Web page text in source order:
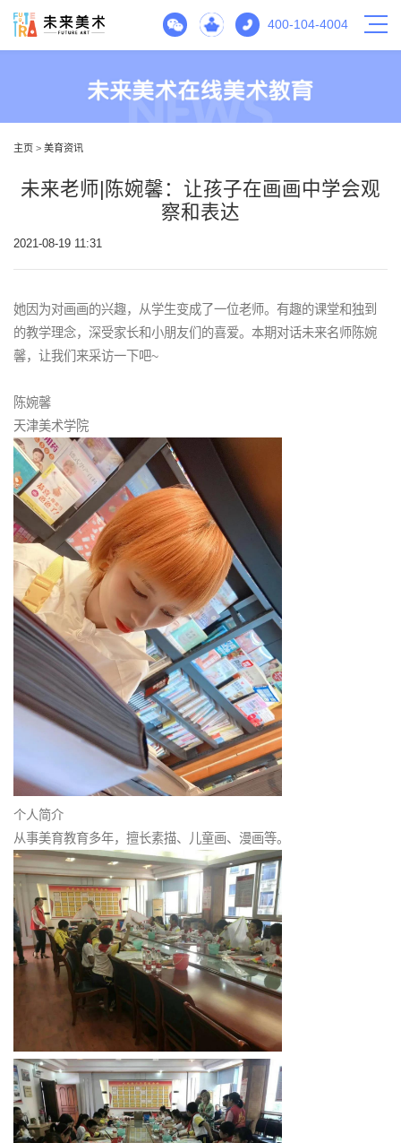
400-104-4004
主页 > 美育资讯
未来老师|陈婉馨：让孩子在画画中学会观
察和表达
2021-08-19 11:31
她因为对画画的兴趣，从学生变成了一位老师。有趣的课堂和独到
的教学理念，深受家长和小朋友们的喜爱。本期对话未来名师陈婉
馨，让我们来采访一下吧~
陈婉馨
天津美术学院
个人简介
从事美育教育多年，擅长素描、儿童画、漫画等。